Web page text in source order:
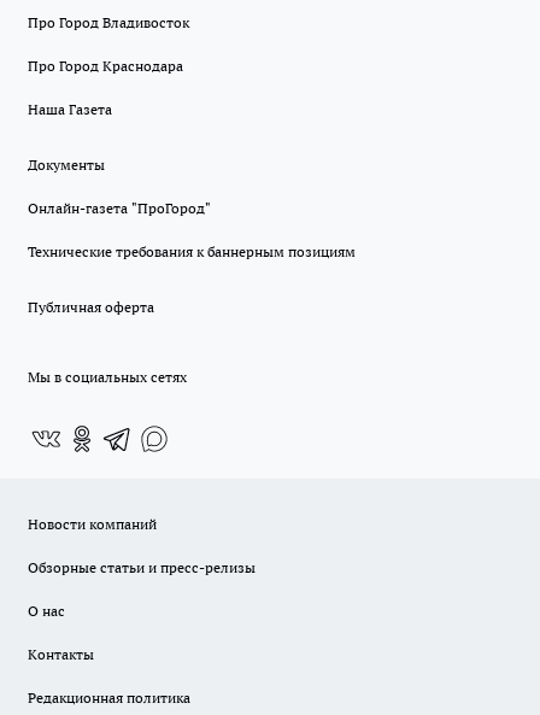
Про Город Владивосток
Про Город Краснодара
Наша Газета
Документы
Онлайн-газета "ПроГород"
Технические требования к баннерным позициям
Публичная оферта
Мы в социальных сетях
Новости компаний
Обзорные статьи и пресс-релизы
О нас
Контакты
Редакционная политика